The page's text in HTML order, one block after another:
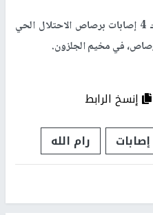
وقالت طواقم الهلال الأحمر أن هناك 4 إصابات برصاص الاحتلال الحي
في مخيم الجلزون.
إنسخ الرابط
إصابات رام الله